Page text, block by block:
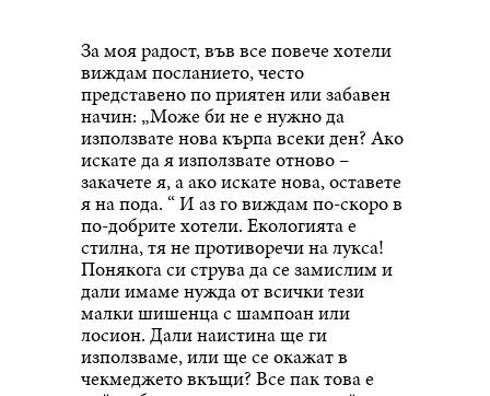
За моя радост, във все повече хотели
виждам посланието, често
представено по приятен или забавен
начин: „Може би не е нужно да
използвате нова кърпа всеки ден? Ако
искате да я използвате отново –
закачете я, а ако искате нова, оставете
я на пода. “ И аз го виждам по-скоро в
по-добрите хотели. Екологията е
стилна, тя не противоречи на лукса!
Понякога си струва да се замислим и
дали имаме нужда от всички тези
малки шишенца с шампоан или
лосион. Дали наистина ще ги
използваме, или ще се окажат в
чекмеджето вкъщи? Все пак това е